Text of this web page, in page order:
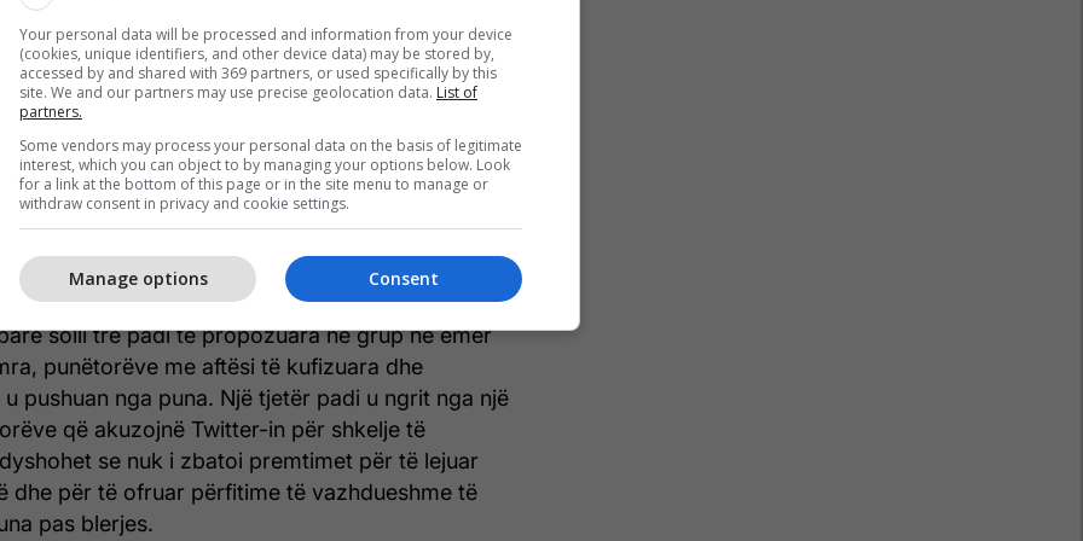
nga koha kur Musk mori pushtetin është
dhe ne do të ndjekim çdo rrugë për të
dhe për të nxjerrë nga Twitter kompensimin që u
ditur Liss-Riordan në deklaratë. Ajo shtoi se
ankesa nga qindra ish-punëtorë të Twitter dhe
"valën e parë" të kërkesave të arbitrazhit.
t'i luftojmë ata një nga një, në emër të mijëra
nëse kjo bëhet e nevojshme", tha ajo.
solli tre padi të propozuara në grup në emër
punëtorëve me aftësi të kufizuara dhe
pushuan nga puna. Një tjetër padi u ngrit nga një
që akuzojnë Twitter-in për shkelje të
se nuk i zbatoi premtimet për të lejuar
dhe për të ofruar përfitime të vazhdueshme të
pas blerjes.
Your personal data will be processed and information from your device
(cookies, unique identifiers, and other device data) may be stored by,
accessed by and shared with 369 partners, or used specifically by this
site. We and our partners may use precise geolocation data. List of
partners.
Some vendors may process your personal data on the basis of legitimate
interest, which you can object to by managing your options below. Look
for a link at the bottom of this page or in the site menu to manage or
withdraw consent in privacy and cookie settings.
Consent
Manage options